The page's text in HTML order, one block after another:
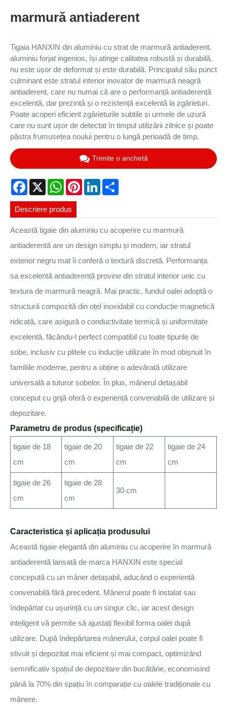
marmură antiaderent
Tigaia HANXIN din aluminiu cu strat de marmură antiaderent,
aluminiu forjat ingenios, își atinge calitatea robustă și durabilă,
nu este ușor de deformat și este durabilă. Principalul său punct
culminant este stratul interior inovator de marmură neagră
antiaderent, care nu numai că are o performanță antiaderență
excelentă, dar prezintă și o rezistență excelentă la zgârieturi.
Poate acoperi eficient zgârieturile subtile și urmele de uzură
care nu sunt ușor de detectat în timpul utilizării zilnice și poate
păstra frumusețea noului pentru o lungă perioadă de timp.
Trimite o anchetă
Facebook
X WhatsAppPinterestLinkedIn
Descriere produs
Această tigaie din aluminiu cu acoperire cu marmură
antiaderentă are un design simplu și modern, iar stratul
exterior negru mat îi conferă o textură discretă. Performanța
sa excelentă antiaderență provine din stratul interior unic cu
textura de marmură neagră. Mai practic, fundul oalei adoptă o
structură compozită din oțel inoxidabil cu conducție magnetică
ridicată, care asigură o conductivitate termică și uniformitate
excelentă, făcându-l perfect compatibil cu toate tipurile de
sobe, inclusiv cu plitele cu inducție utilizate în mod obișnuit în
familiile moderne, pentru a obține o adevărată utilizare
universală a tuturor sobelor. În plus, mânerul detașabil
conceput cu grijă oferă o experiență convenabilă de utilizare și
depozitare.
Parametru de produs (specificație)
tigaie de 18
cm
tigaie de 20
cm
tigaie de 22
cm
tigaie de 24
cm
tigaie de 26
cm
tigaie de 28
cm
30 cm
Caracteristica și aplicația produsului
Această tigaie elegantă din aluminiu cu acoperire în marmură
antiaderentă lansată de marca HANXIN este special
concepută cu un mâner detașabil, aducând o experiență
convenabilă fără precedent. Mânerul poate fi instalat sau
îndepărtat cu ușurință cu un singur clic, iar acest design
inteligent vă permite să ajustați flexibil forma oalei după
utilizare. După îndepărtarea mânerului, corpul oalei poate fi
stivuit și depozitat mai eficient și mai compact, optimizând
semnificativ spațiul de depozitare din bucătărie, economisind
până la 70% din spațiu în comparație cu oalele tradiționale cu
mânere.